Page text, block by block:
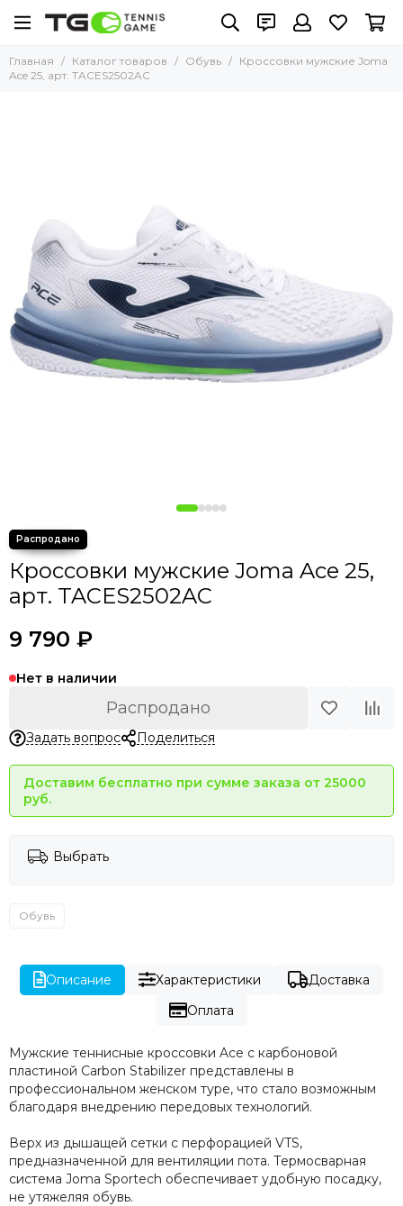
Главная Каталог товаров Обувь
Кроссовки мужские Joma
Ace 25, арт. TACES2502AC
Кроссовки мужские Joma Ace 25,
арт. TACES2502AC
9 790 ₽
Нет в наличии
Распродано
Задать вопрос Поделиться
Доставим бесплатно при сумме заказа от 25000
руб.
Выбрать
Обувь
Описание Характеристики
Доставка
Оплата
Мужские теннисные кроссовки Ace с карбоновой
пластиной Carbon Stabilizer представлены в
профессиональном женском туре, что стало возможным
благодаря внедрению передовых технологий.
Верх из дышащей сетки с перфорацией VTS,
предназначенной для вентиляции пота. Термосварная
система Joma Sportech обеспечивает удобную посадку,
не утяжеляя обувь.